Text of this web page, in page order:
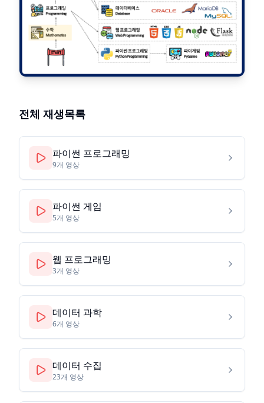
전체 재생목록
파이썬 프로그래밍
9개 영상
파이썬 게임
5개 영상
웹 프로그래밍
3개 영상
데이터 과학
6개 영상
데이터 수집
23개 영상